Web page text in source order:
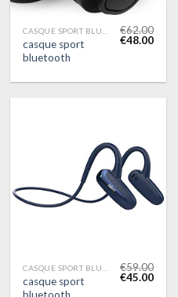
casque sport
bluetooth
€62.00
€48.00
casque sport
bluetooth
€59.00
€45.00